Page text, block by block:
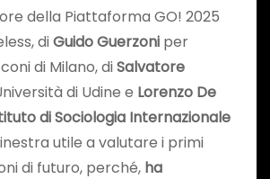
della Piattaforma GO! 2025
diGuido Guerzoni per
di Milano, diSalvatore
di Udine e Lorenzo De
di Sociologia Internazionale
utile a valutare i primi
di futuro, perché,ha